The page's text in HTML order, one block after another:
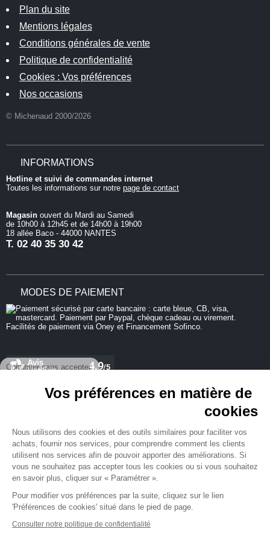
Continuer sans accepter
Vos préférences en matière de
cookies
Nous utilisons des cookies et des outils similaires pour faciliter vos
achats, fournir nos services, pour comprendre comment les clients
utilisent nos services afin de pouvoir apporter des améliorations. Si
vous ne souhaitez pas accepter tous les cookies ou si vous souhaitez
en savoir plus, cliquer sur « Paramétrer ».
Pour modifier vos préférences par la suite, cliquez sur le lien
'Préférences de cookies' situé dans le pied de page.
Consulter notre politique de confidentialité
Plan du site
Mentions légales
Conditions générales de vente
Politique de confidentialité
Cookies : Vos préférences
Nos occasions
© Michenaud 2000/2026
INFORMATIONS
Hotline et suivi de commandes internet
Toutes les informations sur notre page de contact
Magasin ouvert du Mardi au Samedi
de 10h00 à 12h45 et de 14h00 à 19h00
18 allée Baco - 44000 NANTES
T. 02 40 35 30 42
MODES DE PAIEMENT
NEWSLETTER